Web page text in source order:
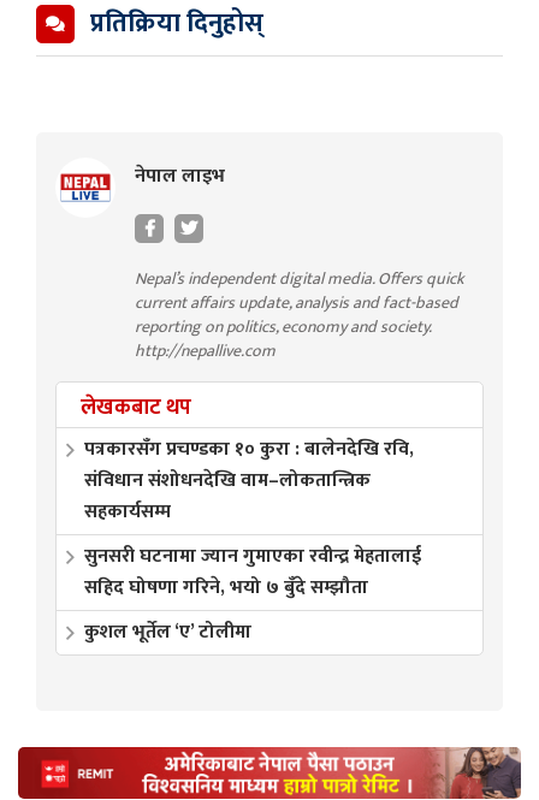
प्रतिक्रिया दिनुहोस्
नेपाल लाइभ
Nepal’s independent digital media. Offers quick
current affairs update, analysis and fact-based
reporting on politics, economy and society.
http://nepallive.com
लेखकबाट थप
पत्रकारसँग प्रचण्डका १० कुरा : बालेनदेखि रवि,
संविधान संशोधनदेखि वाम–लोकतान्त्रिक
सहकार्यसम्म
सुनसरी घटनामा ज्यान गुमाएका रवीन्द्र मेहतालाई
सहिद घोषणा गरिने, भयो ७ बुँदे सम्झौता
कुशल भूर्तेल ‘ए’ टोलीमा